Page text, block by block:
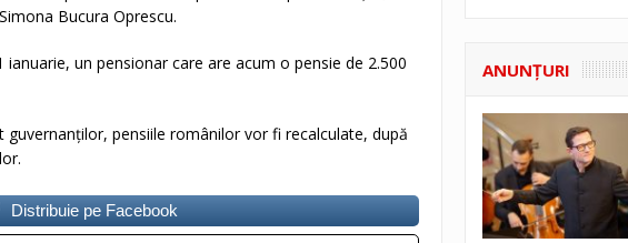
Bucura Oprescu.
un pensionar care are acum o pensie de 2.500
pensiile românilor vor fi recalculate, după
Distribuie pe Facebook
ANUNŢURI